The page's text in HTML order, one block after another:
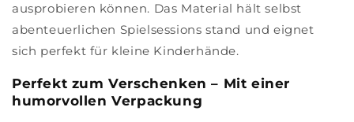
ausprobieren können. Das Material hält selbst
abenteuerlichen Spielsessions stand und eignet
sich perfekt für kleine Kinderhände.
Perfekt zum Verschenken – Mit einer
humorvollen Verpackung